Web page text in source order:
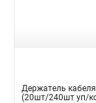
Держатель
(20шт/240шт уп/